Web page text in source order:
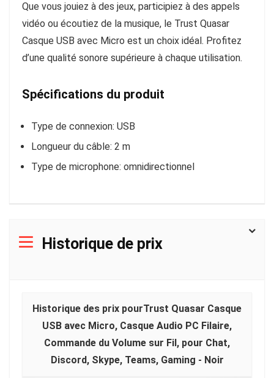
Que vous jouiez à des jeux, participiez à des appels
vidéo ou écoutiez de la musique, le Trust Quasar
Casque USB avec Micro est un choix idéal. Profitez
d’une qualité sonore supérieure à chaque utilisation.
Spécifications du produit
Type de connexion: USB
Longueur du câble: 2 m
Type de microphone: omnidirectionnel
Historique de prix
Historique des prix pourTrust Quasar Casque
USB avec Micro, Casque Audio PC Filaire,
Commande du Volume sur Fil, pour Chat,
Discord, Skype, Teams, Gaming - Noir